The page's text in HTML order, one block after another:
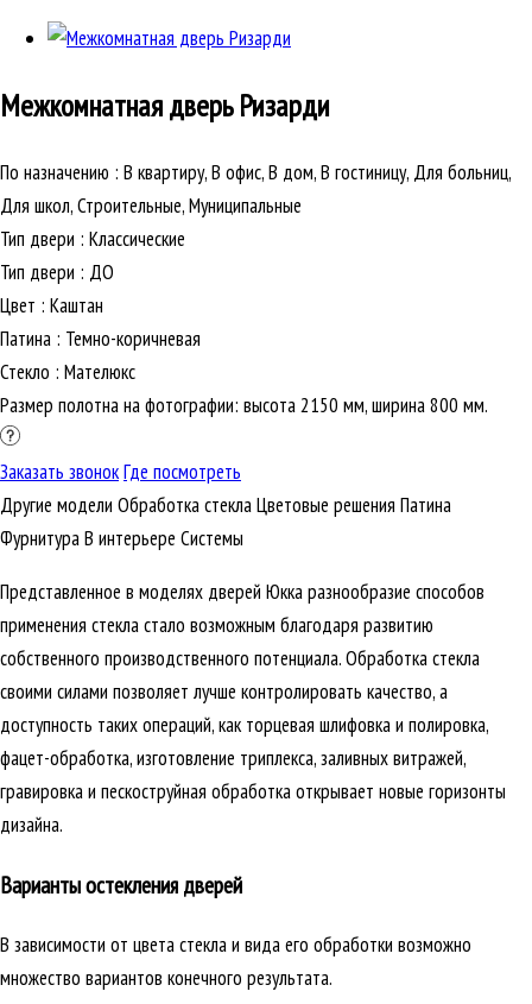
Межкомнатная дверь Ризарди
По назначению : В квартиру, В офис, В дом, В гостиницу, Для больниц,
Для школ, Строительные, Муниципальные
Тип двери : Классические
Тип двери : ДО
Цвет : Каштан
Патина : Темно-коричневая
Стекло : Мателюкс
Размер полотна на фотографии: высота 2150 мм, ширина 800 мм.
Заказать звонокГде посмотреть
Другие модели Обработка стеклаЦветовые решения Патина
ФурнитураВ интерьере Cистемы
Представленное в моделях дверей Юкка разнообразие способов
применения стекла стало возможным благодаря развитию
собственного производственного потенциала. Обработка стекла
своими силами позволяет лучше контролировать качество, а
доступность таких операций, как торцевая шлифовка и полировка,
фацет-обработка, изготовление триплекса, заливных витражей,
гравировка и пескоструйная обработка открывает новые горизонты
дизайна.
Варианты остекления дверей
В зависимости от цвета стекла и вида его обработки возможно
множество вариантов конечного результата.